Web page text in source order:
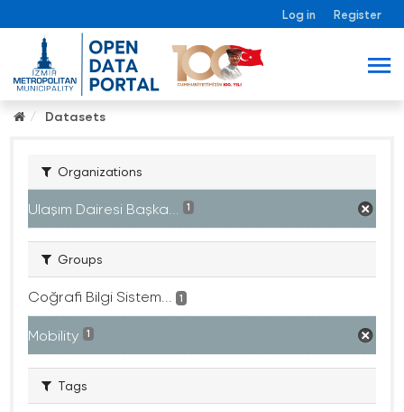
Log in Register
Datasets
Organizations
Ulaşım Dairesi Başka... 1
Groups
Coğrafi Bilgi Sistem... 1
Mobility 1
Tags